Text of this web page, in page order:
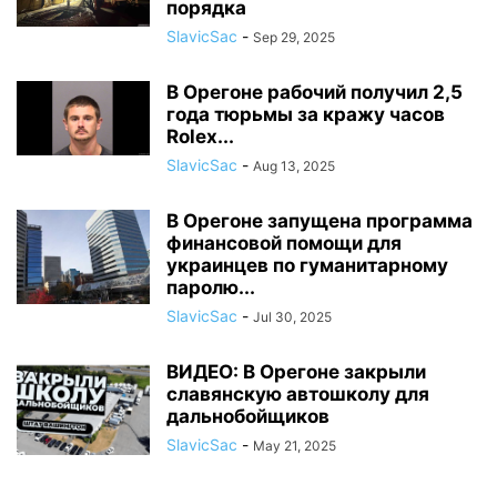
порядка
SlavicSac - Sep 29, 2025
В Орегоне рабочий получил 2,5
года тюрьмы за кражу часов
Rolex...
SlavicSac - Aug 13, 2025
В Орегоне запущена программа
финансовой помощи для
украинцев по гуманитарному
паролю...
SlavicSac - Jul 30, 2025
ВИДЕО: В Орегоне закрыли
славянскую автошколу для
дальнобойщиков
SlavicSac - May 21, 2025